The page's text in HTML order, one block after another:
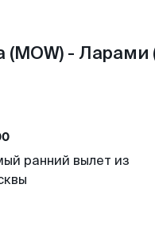
- Ларами
ранний вылет из